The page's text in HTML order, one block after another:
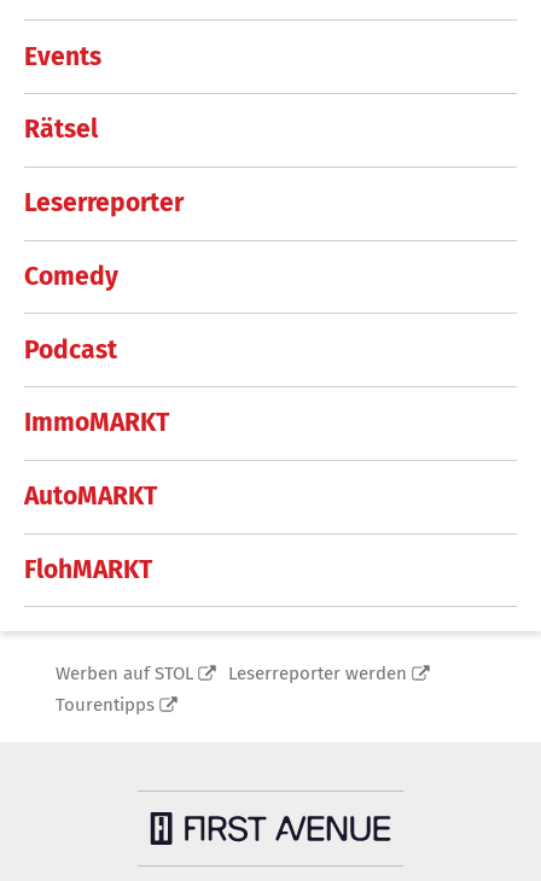
Events
Rätsel
Leserreporter
Comedy
Podcast
ImmoMARKT
AutoMARKT
FlohMARKT
Werben auf STOL
Leserreporter werden
Tourentipps